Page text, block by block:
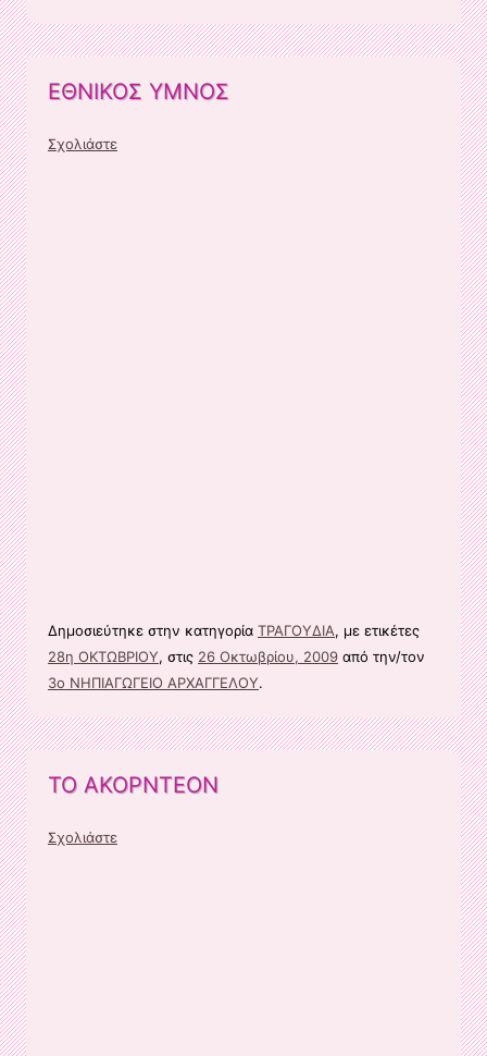
ΕΘΝΙΚΟΣ ΥΜΝΟΣ
Σχολιάστε
Δημοσιεύτηκε στην κατηγορία ΤΡΑΓΟΥΔΙΑ, με ετικέτες
28η ΟΚΤΩΒΡΙΟΥ, στις 26 Οκτωβρίου, 2009 από την/τον
3ο ΝΗΠΙΑΓΩΓΕΙΟ ΑΡΧΑΓΓΕΛΟΥ.
ΤΟ ΑΚΟΡΝΤΕΟΝ
Σχολιάστε